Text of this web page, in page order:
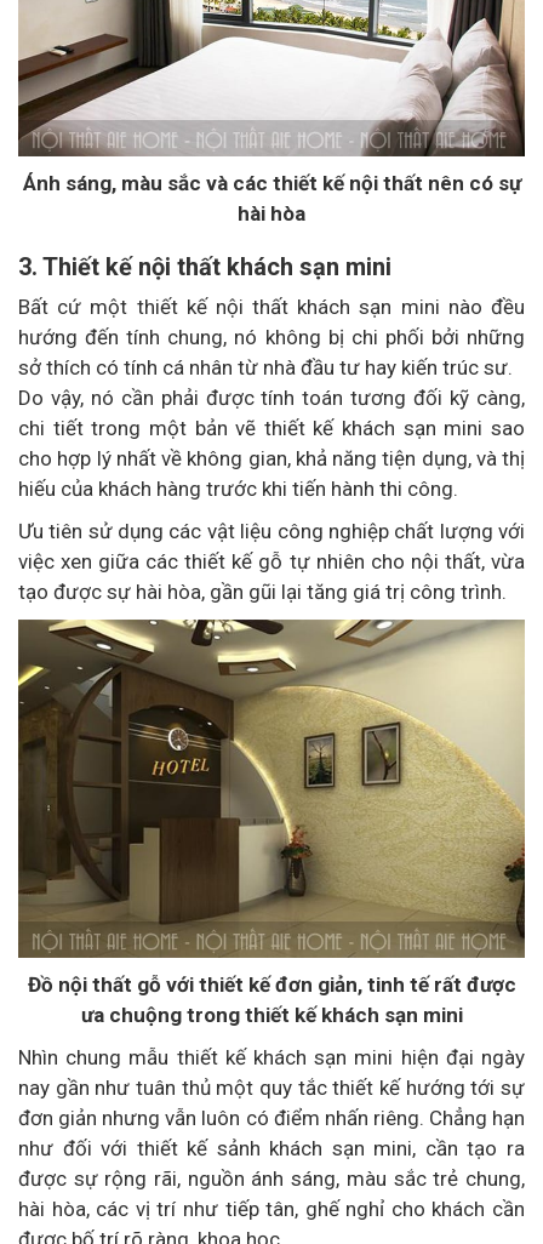
Ánh sáng, màu sắc và các thiết kế nội thất nên có sự
hài hòa
3. Thiết kế nội thất khách sạn mini
Bất cứ một thiết kế nội thất khách sạn mini nào đều
hướng đến tính chung, nó không bị chi phối bởi những
sở thích có tính cá nhân từ nhà đầu tư hay kiến trúc sư.
Do vậy, nó cần phải được tính toán tương đối kỹ càng,
chi tiết trong một bản vẽ thiết kế khách sạn mini sao
cho hợp lý nhất về không gian, khả năng tiện dụng, và thị
hiếu của khách hàng trước khi tiến hành thi công.
Ưu tiên sử dụng các vật liệu công nghiệp chất lượng với
việc xen giữa các thiết kế gỗ tự nhiên cho nội thất, vừa
tạo được sự hài hòa, gần gũi lại tăng giá trị công trình.
Đồ nội thất gỗ với thiết kế đơn giản, tinh tế rất được
ưa chuộng trong thiết kế khách sạn mini
Nhìn chung mẫu thiết kế khách sạn mini hiện đại ngày
nay gần như tuân thủ một quy tắc thiết kế hướng tới sự
đơn giản nhưng vẫn luôn có điểm nhấn riêng. Chẳng hạn
như đối với thiết kế sảnh khách sạn mini, cần tạo ra
được sự rộng rãi, nguồn ánh sáng, màu sắc trẻ chung,
hài hòa, các vị trí như tiếp tân, ghế nghỉ cho khách cần
được bố trí rõ ràng, khoa học.